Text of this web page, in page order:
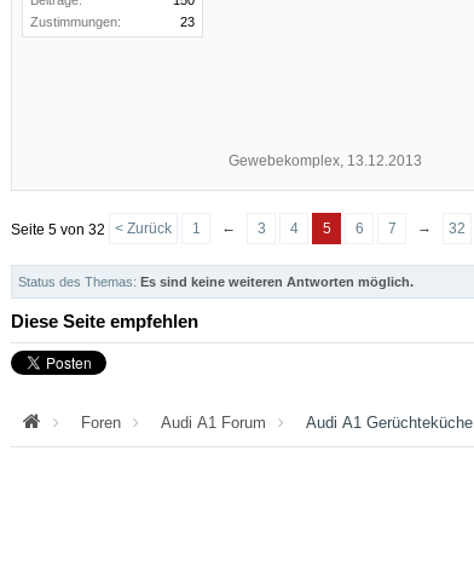
Zustimmungen:
23
Gewebekomplex 13.12.2013
Seite 5 von 32 < Zurück 1 ← 3 4 5 6 7 → 32
Status des Themas: Es sind keine weiteren Antworten möglich.
Diese Seite empfehlen
Foren Audi A1 Forum Audi A1 Gerüchteküche